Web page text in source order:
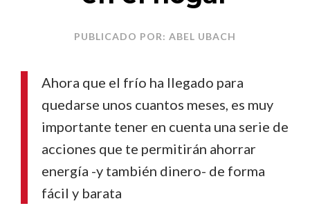
PUBLICADO POR: ABEL UBACH
Ahora que el frío ha llegado para
quedarse unos cuantos meses, es muy
importante tener en cuenta una serie de
acciones que te permitirán ahorrar
energía -y también dinero- de forma
fácil y barata